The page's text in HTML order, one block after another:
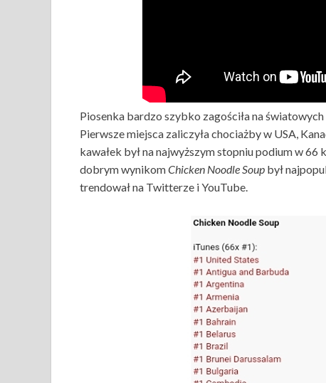
Piosenka bardzo szybko zagościła na
Pierwsze miejsca zaliczyła chociażby w USA,
kawałek był na najwyższym stopniu podium w
dobrym wynikomChicken Noodle Soup był
trendował na Twitterze i YouTube.